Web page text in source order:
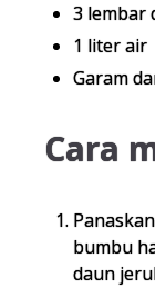
3 lembar
1 liter air
Garam
Cara
bumbu
daun